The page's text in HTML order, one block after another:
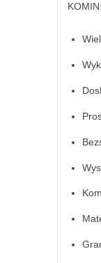
KOMIN: